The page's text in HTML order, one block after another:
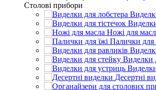
Столові прибори
Ножі для
Палички для
Виделки
Десертні